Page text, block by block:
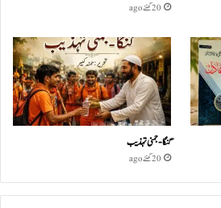
20 گھنٹے ago
گنگا-جمنی تہذیب
20 گھنٹے ago